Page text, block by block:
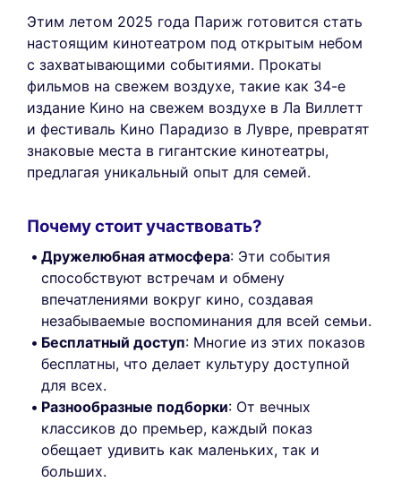
Этим летом 2025 года Париж готовится стать
настоящим кинотеатром под открытым небом
с захватывающими событиями. Прокаты
фильмов на свежем воздухе, такие как 34-е
издание Кино на свежем воздухе в Ла Виллетт
и фестиваль Кино Парадизо в Лувре, превратят
знаковые места в гигантские кинотеатры,
предлагая уникальный опыт для семей.
Почему стоит участвовать?
Дружелюбная атмосфера: Эти события
способствуют встречам и обмену
впечатлениями вокруг кино, создавая
незабываемые воспоминания для всей семьи.
Бесплатный доступ: Многие из этих показов
бесплатны, что делает культуру доступной
для всех.
Разнообразные подборки: От вечных
классиков до премьер, каждый показ
обещает удивить как маленьких, так и
больших.